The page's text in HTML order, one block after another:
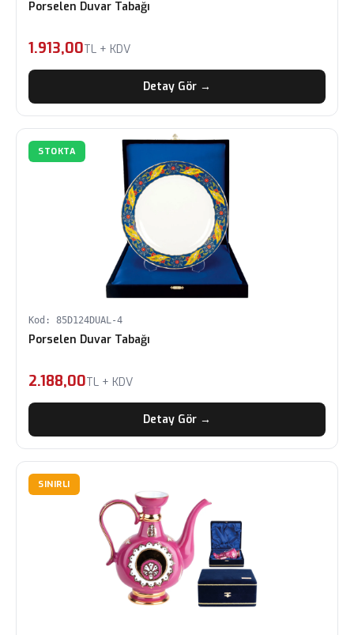
Porselen Duvar Tabağı
1.913,00TL + KDV
Detay Gör →
STOKTA
Kod: 85D124DUAL-4
Porselen Duvar Tabağı
2.188,00TL + KDV
Detay Gör →
SINIRLI